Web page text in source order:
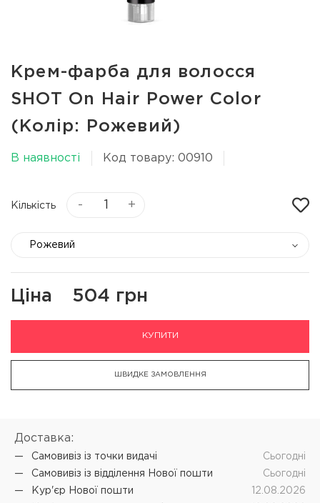
Крем-фарба для волосся
SHOT On Hair Power Color
(Колір: Рожевий)
В наявності Код товару: 00910
Кількість - +
Рожевий
Ціна 504 грн
КУПИТИ
ШВИДКЕ ЗАМОВЛЕННЯ
Доставка:
Самовивіз iз точки видачі
Cьогодні
Самовивіз iз відділення Нової пошти
Cьогодні
Кур'єр Нової пошти
12.08.2026